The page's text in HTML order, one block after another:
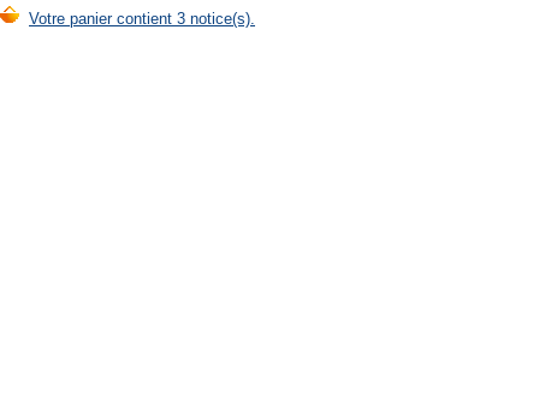
Votre panier contient 3 notice(s).